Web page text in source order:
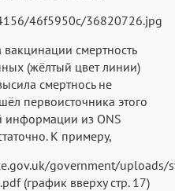
46f5950c/36820726.jpg
смертность
(жёлтый цвет линии)
смертнось не
первоисточника этого
информации из ONS
К примеру,
government/
(график вверху стр. 17)